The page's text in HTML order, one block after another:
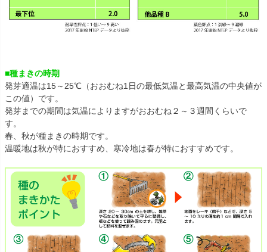
■種まきの時期
発芽適温は15～25℃（おおむね1日の最低気温と最高気温の中央値が
この値）です。
発芽までの期間は気温によりますがおおむね２～３週間くらいで
す。
春、秋が種まきの時期です。
温暖地は秋が特におすすめ、寒冷地は春が特におすすめです。